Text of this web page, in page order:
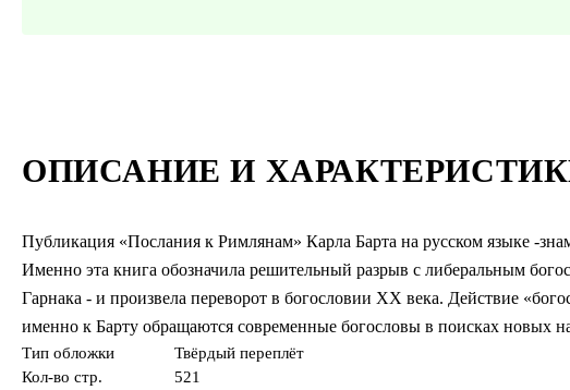
ОПИСАНИЕ И
Публикация «Послания к Римлянам» Карла Барта на русском языке -
Именно эта книга обозначила решительный разрыв с либеральным
Гарнака - и произвела переворот в богословии XX века. Действие
именно к Барту обращаются современные богословы в поисках новых
Тип обложки
Твёрдый переплёт
Кол-во стр.
521